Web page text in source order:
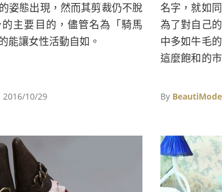
姿態出現，然而其剪裁仍不脫
主要目的，儘管名為「騎馬
能讓女性活動自如。
10/29
名字，就如
為了對自己
中多如牛毛
這麼飽和的
此，業界專
By BeautiMode